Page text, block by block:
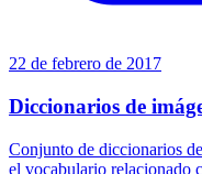
22 de febrero de 2017
Diccionarios de
Conjunto de diccionarios
el vocabulario relacionado